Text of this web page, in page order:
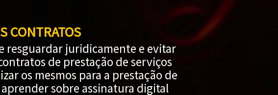
CONTRATOS
resguardar juridicamente e evitar
de prestação de serviços
os mesmos para a prestação de
aprender sobre assinatura digital